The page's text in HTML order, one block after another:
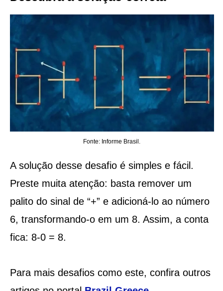
Fonte: Informe Brasil.
A solução desse desafio é simples e fácil.
Preste muita atenção: basta remover um
palito do sinal de “+” e adicioná-lo ao número
6, transformando-o em um 8. Assim, a conta
fica: 8-0 = 8.
Para mais desafios como este, confira outros